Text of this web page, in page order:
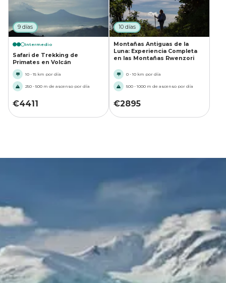
9 días
Intermedio
Safari de Trekking de
Primates en Volcán
10 - 15 km por día
250 - 500 m de ascenso por día
€4411
10 días
Montañas Antiguas de la
Luna: Experiencia Completa
en las Montañas Rwenzori
0 - 10 km por día
500 - 1000 m de ascenso por día
€2895